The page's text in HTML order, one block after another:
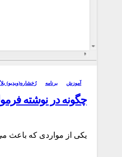
آموزش برنامه رُخشاره(ویدیو)
چگونه در نوشته
یکی از مواردی که باعث